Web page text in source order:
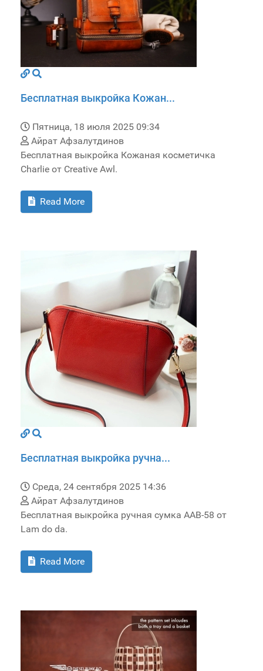
Бесплатная выкройка Кожан...
Пятница, 18 июля 2025 09:34
Айрат Афзалутдинов
Бесплатная выкройка Кожаная косметичка
Charlie от Creative Awl.
Read More
Бесплатная выкройка ручна...
Среда, 24 сентября 2025 14:36
Айрат Афзалутдинов
Бесплатная выкройка ручная сумка AAB-58 от
Lam do da.
Read More